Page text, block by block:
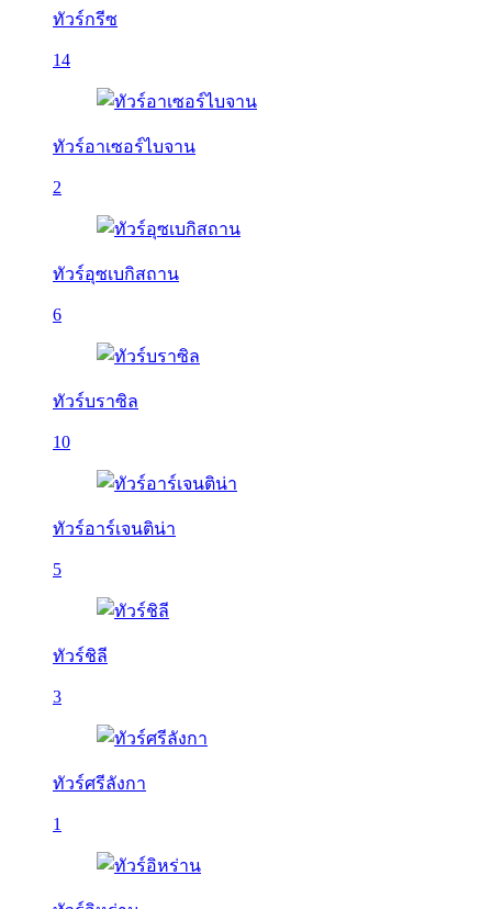
ทัวร์กรีซ
14
ทัวร์อาเซอร์ไบจาน
2
ทัวร์อุซเบกิสถาน
6
ทัวร์บราซิล
10
ทัวร์อาร์เจนติน่า
5
ทัวร์ชิลี
3
ทัวร์ศรีลังกา
1